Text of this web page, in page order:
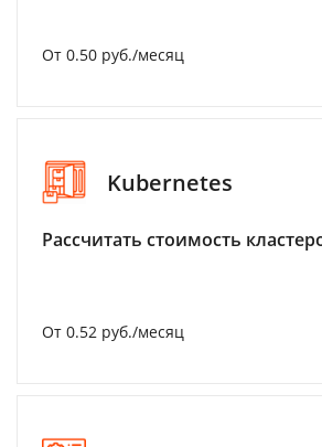
От 0.50 руб./месяц
Kubernetes
Рассчитать стоимость
От 0.52 руб./месяц